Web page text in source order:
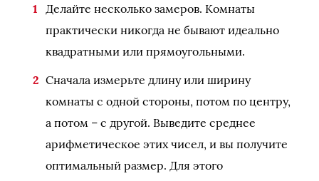
Делайте несколько замеров. Комнаты
практически никогда не бывают идеально
квадратными или прямоугольными.
Сначала измерьте длину или ширину
комнаты с одной стороны, потом по центру,
а потом – с другой. Выведите среднее
арифметическое этих чисел, и вы получите
оптимальный размер. Для этого